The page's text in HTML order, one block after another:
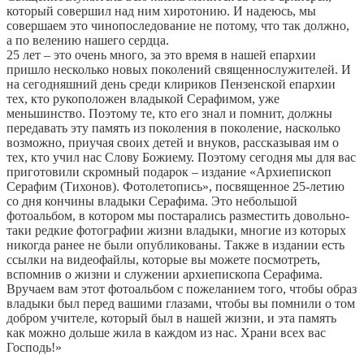
который совершил над ним хиротонию. И надеюсь, мы
совершаем это чинопоследование не потому, что так должно,
а по велению нашего сердца.
25 лет – это очень много, за это время в нашей епархии
пришло несколько новых поколений священнослужителей. И
на сегодняшний день среди клириков Пензенской епархии
тех, кто рукоположен владыкой Серафимом, уже
меньшинство. Поэтому те, кто его знал и помнит, должны
передавать эту память из поколения в поколение, насколько
возможно, приучая своих детей и внуков, рассказывая им о
тех, кто учил нас Слову Божиему. Поэтому сегодня мы для вас
приготовили скромный подарок – издание «Архиепископ
Серафим (Тихонов). Фотолетопись», посвященное 25-летию
со дня кончины владыки Серафима. Это небольшой
фотоальбом, в котором мы постарались разместить довольно-
таки редкие фотографии жизни владыки, многие из которых
никогда ранее не были опубликованы. Также в издании есть
ссылки на видеофайлы, которые вы можете посмотреть,
вспомнив о жизни и служении архиепископа Серафима.
Вручаем вам этот фотоальбом с пожеланием того, чтобы образ
владыки был перед вашими глазами, чтобы вы помнили о том
добром учителе, который был в нашей жизни, и эта память
как можно дольше жила в каждом из нас. Храни всех вас
Господь!»